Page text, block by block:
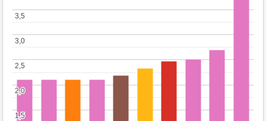
1,5
1,5
2,0
2,0
2,5
2,5
3,0
3,0
3,5
3,5